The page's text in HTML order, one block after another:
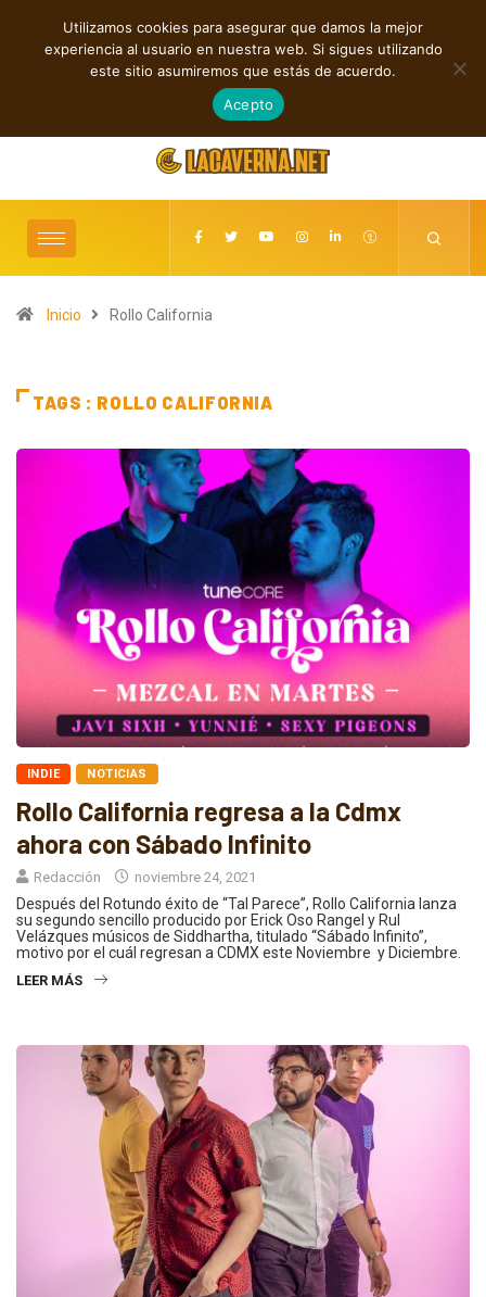
TENDENCIAS
unen amor y trance en “Heart And Bass” Cuatro canciones entre pop,
agosto 10, 2026
Inicio Rollo California
TAGS : ROLLO CALIFORNIA
INDIE NOTICIAS
Rollo California regresa a la Cdmx
ahora con Sábado Infinito
Redacción noviembre 24, 2021
Después del Rotundo éxito de “Tal Parece”, Rollo California lanza
su segundo sencillo producido por Erick Oso Rangel y Rul
Velázques músicos de Siddhartha, titulado “Sábado Infinito”,
motivo por el cuál regresan a CDMX este Noviembre y Diciembre.
LEER MÁS
Utilizamos cookies para asegurar que damos la mejor
experiencia al usuario en nuestra web. Si sigues utilizando
este sitio asumiremos que estás de acuerdo.
Acepto